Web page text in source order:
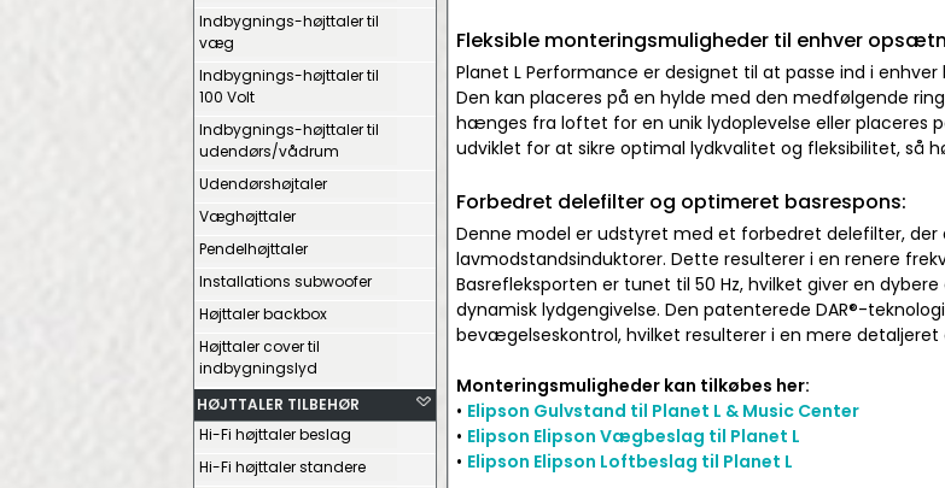
Indbygnings-højttaler til
væg
Indbygnings-højttaler til
100 Volt
Indbygnings-højttaler til
udendørs/vådrum
Udendørshøjtaler
Væghøjttaler
Pendelhøjttaler
Installations subwoofer
Højttaler backbox
Højttaler cover til
indbygningslyd
HØJTTALER TILBEHØR
Hi-Fi højttaler beslag
Hi-Fi højttaler standere
Fleksible monteringsmuligheder til enhver
Planet L Performance er designet til at passe ind i
Den kan placeres på en hylde med den medfølgende
hænges fra loftet for en unik lydoplevelse eller placeres
udviklet for at sikre optimal lydkvalitet og fleksibilitet, så
Forbedret delefilter og optimeret basrespons:
Denne model er udstyret med et forbedret delefilter, der
lavmodstandsinduktorer. Dette resulterer i en renere
Basrefleksporten er tunet til 50 Hz, hvilket giver en
dynamisk lydgengivelse. Den patenterede DAR®-
bevægelseskontrol, hvilket resulterer i en mere
Monteringsmuligheder kan tilkøbes her:
• Elipson Gulvstand til Planet L & Music Center
• Elipson Elipson Vægbeslag til Planet L
• Elipson Elipson Loftbeslag til Planet L